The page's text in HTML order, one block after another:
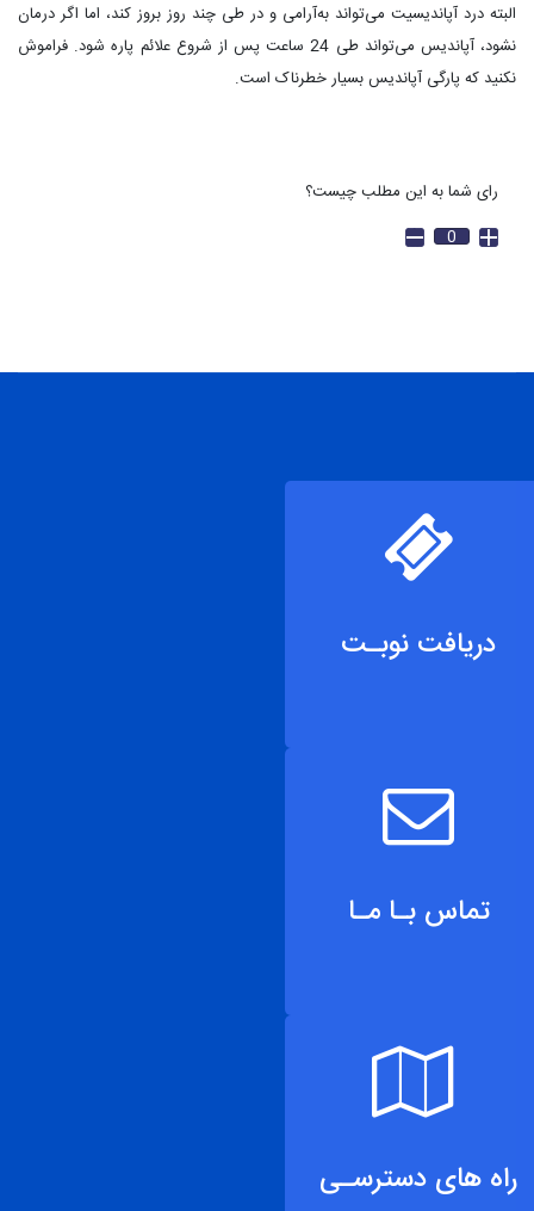
البته درد آپاندیسیت می‌تواند به‌آرامی و در طی چند روز بروز کند، اما اگر درمان
نشود، آپاندیس می‌تواند طی 24 ساعت پس از شروع علائم پاره شود. فراموش
نکنید که پارگی آپاندیس بسیار خطرناک است.
رای شما به این مطلب چیست؟
0
دریافت نوبـت
تماس بـا مـا
راه های دسترسـی